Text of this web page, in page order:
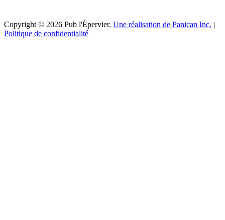
Copyright © 2026 Pub l'Épervier. Une réalisation de Panican Inc. |
Politique de confidentialité